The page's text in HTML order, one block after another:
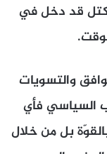
قد دخل في
والتسويات
السياسي فأي
بل من خلال